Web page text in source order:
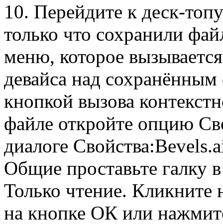
10. Перейдите к деск-
только что сохранили
меню, которое
девайса над
кнопкой вызова
файле откройте опцию
диалоге
Общие проставьте галку
Только чтение. Кликните
на кнопке ОК или